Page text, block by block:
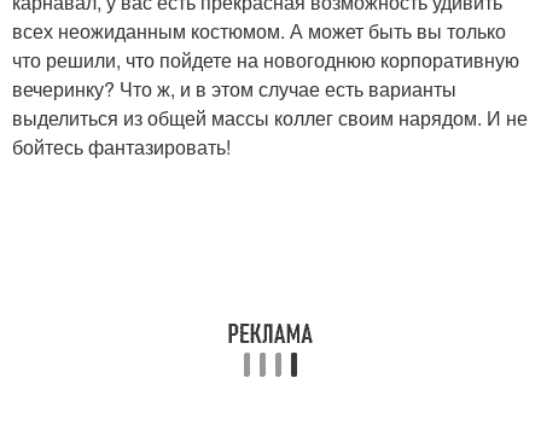
Новогодние костюмы Новогодний костюм
Костюм для мальчика
всех неожиданным костюмом. А может быть вы только
что решили, что пойдете на новогоднюю корпоративную
вечеринку? Что ж, и в этом случае есть варианты
выделиться из общей массы коллег своим нарядом. И не
бойтесь фантазировать!